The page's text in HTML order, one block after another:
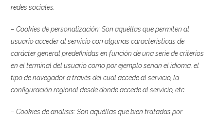
redes sociales.
– Cookiesde personalización: Son aquéllas que permiten al
usuario acceder al servicio con algunas características de
carácter general predefinidas en función de una serie de criterios
en el terminal del usuario como por ejemplo serian el idioma, el
tipo de navegador a través del cual accede al servicio, la
configuración regional desde donde accede al servicio, etc.
– Cookies de análisis: Son aquéllas que bien tratadas por